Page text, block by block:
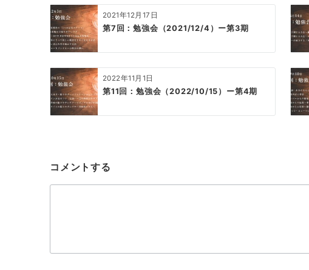
ー
シ
ョ
ン
2021年12月17日
第7回：勉強会（2021/12/4）ー第3期
2022年11月1日
第11回：勉強会（2022/10/15）ー第4期
コメントする